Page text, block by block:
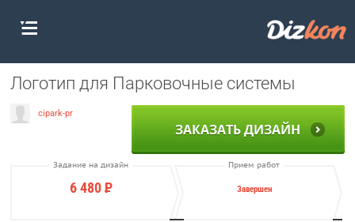
Логотип для Парковочные системы
cipark-pr
ЗАКАЗАТЬ ДИЗАЙН
Задание на дизайн
6 480Р
Прием работ
Завершен